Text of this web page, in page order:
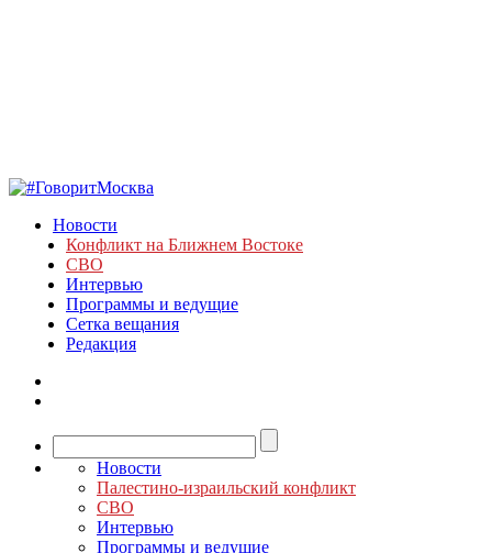
Новости
Конфликт на Ближнем Востоке
СВО
Интервью
Программы и ведущие
Сетка вещания
Редакция
Новости
Палестино-израильский конфликт
СВО
Интервью
Программы и ведущие